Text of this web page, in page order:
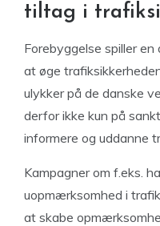
tiltag i
Forebyggelse spiller
at øge
ulykker på de danske
derfor ikke kun på
informere og uddanne
Kampagner om f.eks.
uopmærksomhed i
at skabe